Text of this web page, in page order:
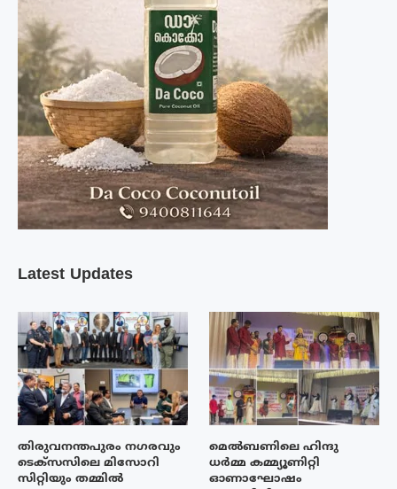
Latest Updates
തിരുവനന്തപുരം നഗരവും
ടെക്‌സസിലെ മിസോറി
സിറ്റിയും തമ്മിൽ
മെൽബണിലെ ഹിന്ദു
ധർമ്മ കമ്മ്യൂണിറ്റി
ഓണാഘോഷം